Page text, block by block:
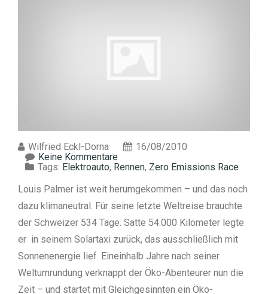
Wilfried Eckl-Dorna
16/08/2010
Keine Kommentare
Tags: Elektroauto, Rennen, Zero Emissions Race
Louis Palmer ist weit herumgekommen – und das noch
dazu klimaneutral. Für seine letzte Weltreise brauchte
der Schweizer 534 Tage. Satte 54.000 Kilometer legte
er in seinem Solartaxi zurück, das ausschließlich mit
Sonnenenergie lief. Eineinhalb Jahre nach seiner
Weltumrundung verknappt der Öko-Abenteurer nun die
Zeit – und startet mit Gleichgesinnten ein Öko-